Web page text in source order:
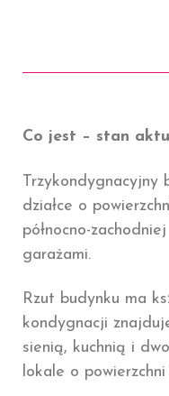
Co jest – stan
Trzykondygnacyjny
działce o
północno-
garażami.
Rzut budynku ma
kondygnacji
sienią, kuchnią i
lokale o